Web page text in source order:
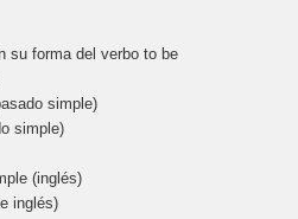
su forma del verbo to be
simple)
simple)
(inglés)
inglés)